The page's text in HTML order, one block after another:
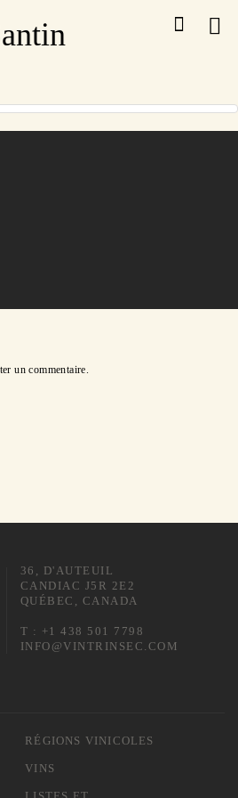
un commentaire.
36, D'AUTEUIL
CANDIAC J5R 2E2
QUÉBEC, CANADA
T : +1 438 501 7798
INFO@VINTRINSEC.COM
RÉGIONS VINICOLES
VINS